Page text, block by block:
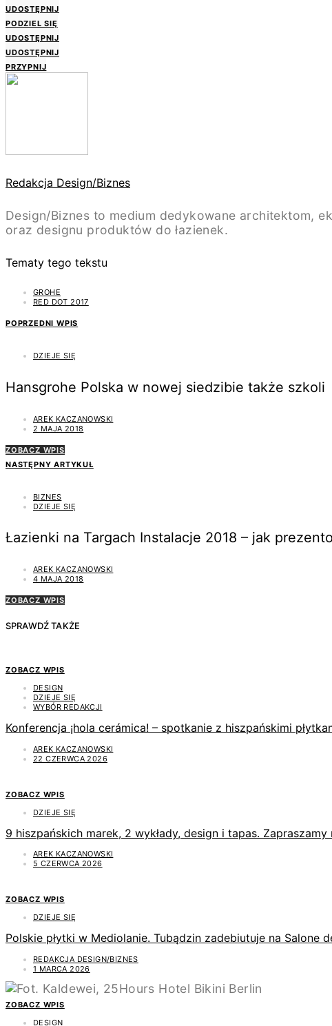
UDOSTĘPNIJ
PODZIEL SIĘ
UDOSTĘPNIJ
UDOSTĘPNIJ
PRZYPNIJ
Redakcja Design/Biznes
Design/Biznes to medium dedykowane architektom,
oraz designu produktów do łazienek.
Tematy tego tekstu
GROHE
RED DOT 2017
POPRZEDNI WPIS
DZIEJE SIĘ
Hansgrohe Polska w nowej siedzibie także szkoli
AREK KACZANOWSKI
2 MAJA 2018
ZOBACZ WPIS
NASTĘPNY ARTYKUŁ
BIZNES
DZIEJE SIĘ
Łazienki na Targach Instalacje 2018 – jak
AREK KACZANOWSKI
4 MAJA 2018
ZOBACZ WPIS
SPRAWDŹ TAKŻE
ZOBACZ WPIS
DESIGN
DZIEJE SIĘ
WYBÓR REDAKCJI
Konferencja ¡hola cerámica! – spotkanie z hiszpańskimi
AREK KACZANOWSKI
22 CZERWCA 2026
ZOBACZ WPIS
DZIEJE SIĘ
9 hiszpańskich marek, 2 wykłady, design i tapas.
AREK KACZANOWSKI
5 CZERWCA 2026
ZOBACZ WPIS
DZIEJE SIĘ
Polskie płytki w Mediolanie. Tubądzin zadebiutuje na Salone
REDAKCJA DESIGN/BIZNES
1 MARCA 2026
ZOBACZ WPIS
DESIGN